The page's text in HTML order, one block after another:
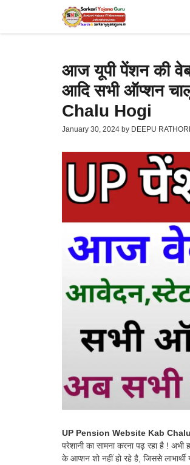
आज यूपी पेंशन की
आदि सभी ऑप्शन
Chalu Hogi
January 30, 2024 by DEEPU
UP Pension Website Kab
परेशानी का सामना करना पढ़ रहा है !
के आप्शन शो नहीं हो रहे है, जिससे